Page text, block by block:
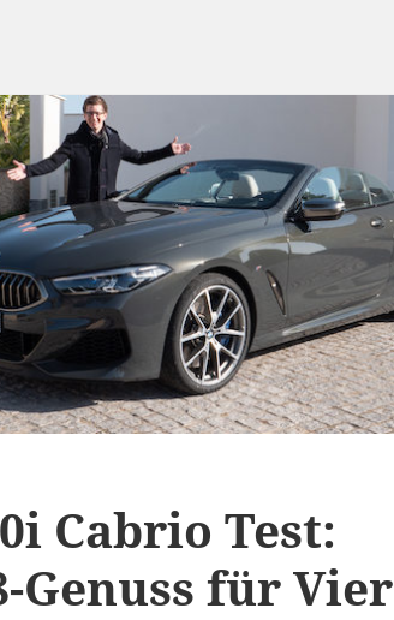
Cabrio Test:
Genuss für Vier